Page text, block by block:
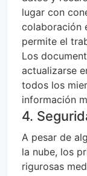
lugar con
colaboración
permite el
Los
actualizarse
todos los
información
4.
A pesar de
la nube, los
rigurosas